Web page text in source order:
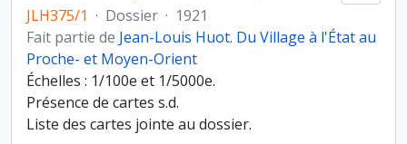
JLH375/1 · Dossier · 1921
Fait partie de Jean-Louis Huot. Du Village à l'État au
Proche- et Moyen-Orient
Échelles : 1/100e et 1/5000e.
Présence de cartes s.d.
Liste des cartes jointe au dossier.